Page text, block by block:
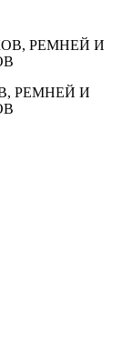
РЕМНЕЙ И